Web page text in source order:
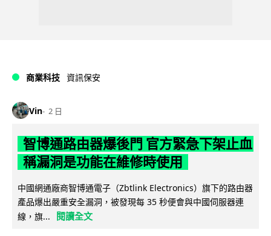
商業科技 資訊保安
Vin 2 日
智博通路由器爆後門 官方緊急下架止血
稱漏洞是功能在維修時使用
中國網通廠商智博通電子（Zbtlink Electronics）旗下的路由器
產品爆出嚴重安全漏洞，被發現每 35 秒便會與中國伺服器連
線，旗...
閱讀全文